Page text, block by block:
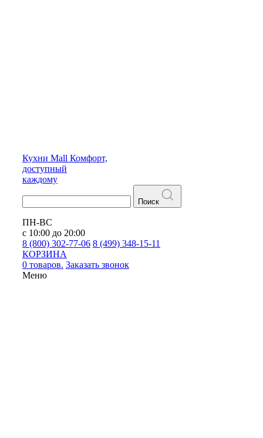
Кухни Mall Комфорт,
доступный
каждому
Поиск
ПН-ВС
с 10:00 до 20:00
8 (800) 302-77-06 8 (499) 348-15-11
КОРЗИНА
0 товаров. Заказать звонок
Меню